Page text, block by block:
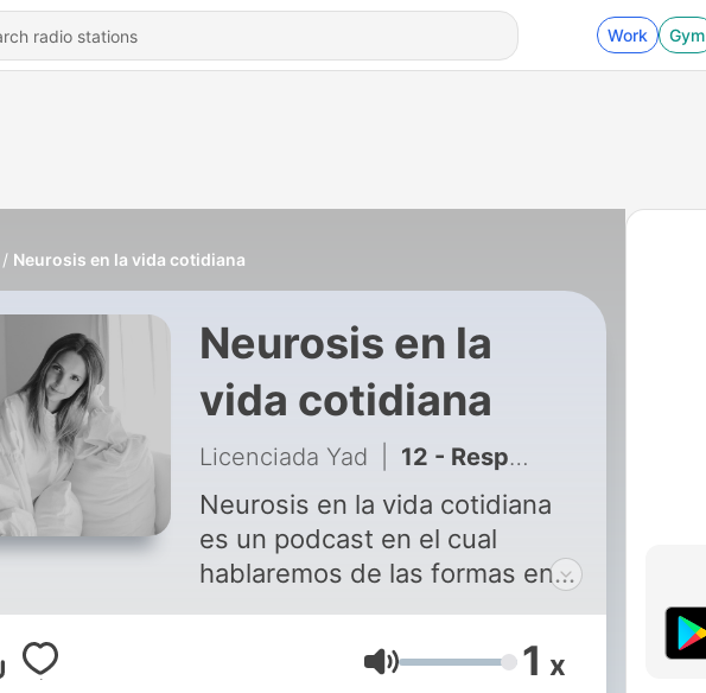
Work Gym
Neurosis en la vida cotidiana
Neurosis en la
vida cotidiana
Licenciada Yad 12 - Responshabilidad
Neurosis en la vida cotidiana
es un podcast en el cual
hablaremos de las formas en
las que la neurosis se hace
presente a lo largo de nuestros
días haciéndonos padecer
Volume 1 x